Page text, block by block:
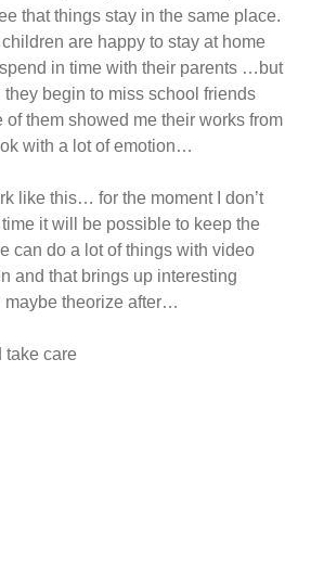
that things stay in the same place.
are happy to stay at home
in time with their parents …but
begin to miss school friends
of them showed me their works from
with a lot of emotion…
like this… for the moment I don’t
it will be possible to keep the
can do a lot of things with video
and that brings up interesting
theorize after…
take care